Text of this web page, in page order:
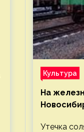
Культура
На
Утечка